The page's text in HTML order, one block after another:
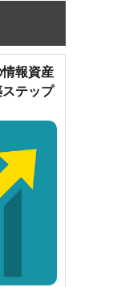
情報資産
テップ